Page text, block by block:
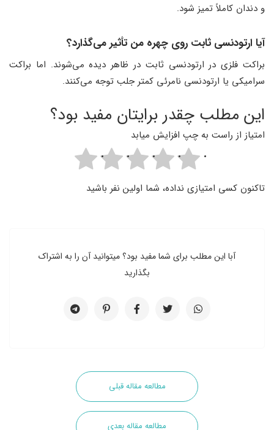
و دندان کاملاً تمیز شود.
آیا ارتودنسی ثابت روی چهره من تأثیر می‌گذارد؟
براکت فلزی در ارتودنسی ثابت در ظاهر دیده می‌شوند. اما براکت
سرامیکی یا ارتودنسی نامرئی کمتر جلب توجه می‌کنند.
این مطلب چقدر برایتان مفید بود؟
امتیاز از راست به چپ افزایش میابد
تاکنون کسی امتیازی نداده، شما اولین نفر باشید
آبا این مطلب برای شما مفید بود؟ میتوانید آن را به اشتراک
بگذارید
مطالعه مقاله قبلی
مطالعه مقاله بعدی